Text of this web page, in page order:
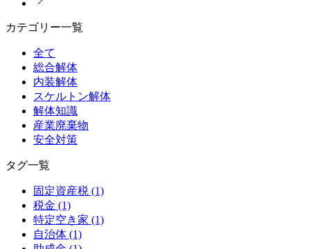
カテゴリー一覧
全て
総合解体
内装解体
スケルトン解体
解体知識
産業廃棄物
安全対策
タグ一覧
固定資産税 (1)
税金 (1)
特定空き家 (1)
自治体 (1)